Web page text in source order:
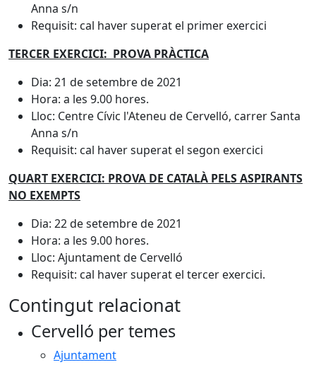
Anna s/n
Requisit: cal haver superat el primer exercici
TERCER EXERCICI: PROVA PRÀCTICA
Dia: 21 de setembre de 2021
Hora: a les 9.00 hores.
Lloc: Centre Cívic l'Ateneu de Cervelló, carrer Santa
Anna s/n
Requisit: cal haver superat el segon exercici
QUART EXERCICI: PROVA DE CATALÀ PELS ASPIRANTS
NO EXEMPTS
Dia: 22 de setembre de 2021
Hora: a les 9.00 hores.
Lloc: Ajuntament de Cervelló
Requisit: cal haver superat el tercer exercici.
Contingut relacionat
Cervelló per temes
Ajuntament